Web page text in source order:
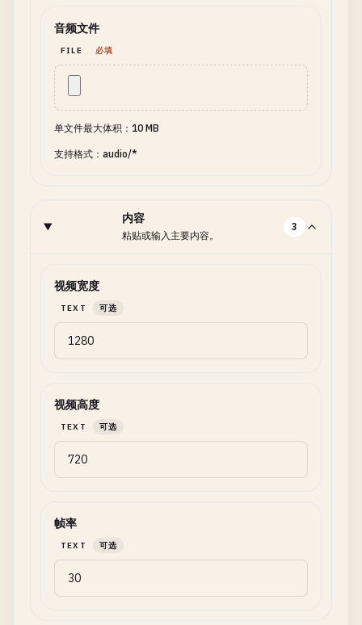
音频文件
FILE 必填
单文件最大体积：10 MB
支持格式：audio/*
内容
粘贴或输入主要内容。
3
视频宽度
TEXT 可选
视频高度
TEXT 可选
帧率
TEXT 可选